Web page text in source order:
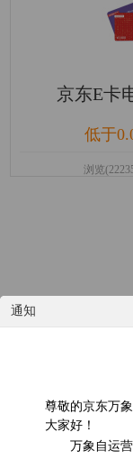
通知
尊敬的京东万
大家好！
万象自运
京东E卡
低于
浏览
国内